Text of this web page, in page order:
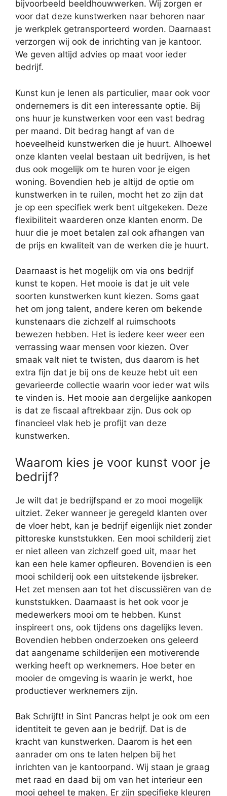
bijvoorbeeld beeldhouwwerken. Wij zorgen er
voor dat deze kunstwerken naar behoren naar
je werkplek getransporteerd worden. Daarnaast
verzorgen wij ook de inrichting van je kantoor.
We geven altijd advies op maat voor ieder
bedrijf.
Kunst kun je lenen als particulier, maar ook voor
ondernemers is dit een interessante optie. Bij
ons huur je kunstwerken voor een vast bedrag
per maand. Dit bedrag hangt af van de
hoeveelheid kunstwerken die je huurt. Alhoewel
onze klanten veelal bestaan uit bedrijven, is het
dus ook mogelijk om te huren voor je eigen
woning. Bovendien heb je altijd de optie om
kunstwerken in te ruilen, mocht het zo zijn dat
je op een specifiek werk bent uitgekeken. Deze
flexibiliteit waarderen onze klanten enorm. De
huur die je moet betalen zal ook afhangen van
de prijs en kwaliteit van de werken die je huurt.
Daarnaast is het mogelijk om via ons bedrijf
kunst te kopen. Het mooie is dat je uit vele
soorten kunstwerken kunt kiezen. Soms gaat
het om jong talent, andere keren om bekende
kunstenaars die zichzelf al ruimschoots
bewezen hebben. Het is iedere keer weer een
verrassing waar mensen voor kiezen. Over
smaak valt niet te twisten, dus daarom is het
extra fijn dat je bij ons de keuze hebt uit een
gevarieerde collectie waarin voor ieder wat wils
te vinden is. Het mooie aan dergelijke aankopen
is dat ze fiscaal aftrekbaar zijn. Dus ook op
financieel vlak heb je profijt van deze
kunstwerken.
Waarom kies je voor kunst voor je
bedrijf?
Je wilt dat je bedrijfspand er zo mooi mogelijk
uitziet. Zeker wanneer je geregeld klanten over
de vloer hebt, kan je bedrijf eigenlijk niet zonder
pittoreske kunststukken. Een mooi schilderij ziet
er niet alleen van zichzelf goed uit, maar het
kan een hele kamer opfleuren. Bovendien is een
mooi schilderij ook een uitstekende ijsbreker.
Het zet mensen aan tot het discussiëren van de
kunststukken. Daarnaast is het ook voor je
medewerkers mooi om te hebben. Kunst
inspireert ons, ook tijdens ons dagelijks leven.
Bovendien hebben onderzoeken ons geleerd
dat aangename schilderijen een motiverende
werking heeft op werknemers. Hoe beter en
mooier de omgeving is waarin je werkt, hoe
productiever werknemers zijn.
Bak Schrijft! in Sint Pancras helpt je ook om een
identiteit te geven aan je bedrijf. Dat is de
kracht van kunstwerken. Daarom is het een
aanrader om ons te laten helpen bij het
inrichten van je kantoorpand. Wij staan je graag
met raad en daad bij om van het interieur een
mooi geheel te maken. Er zijn specifieke kleuren